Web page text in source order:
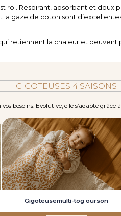
roi. Respirant, absorbant et doux
la gaze de coton sont
retiennent la chaleur et
GIGOTEUSES 4 SAISONS
besoins. Evolutive, elle s’adapte grâce
Gigoteusemulti-tog ourson